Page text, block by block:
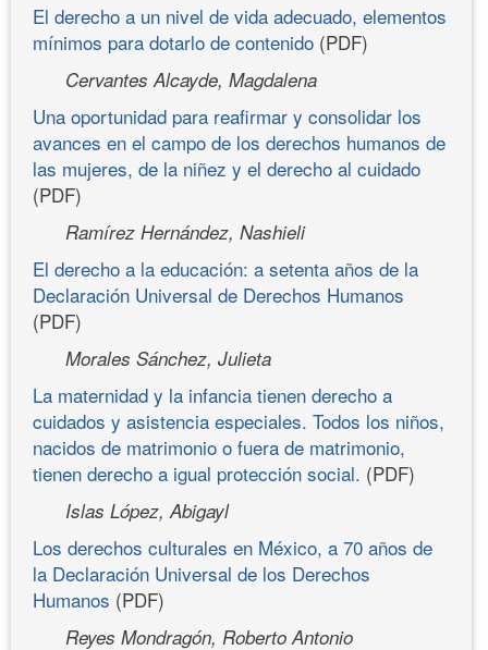
El derecho a un nivel de vida adecuado, elementos
mínimos para dotarlo de contenido (PDF)
Cervantes Alcayde, Magdalena
Una oportunidad para reafirmar y consolidar los
avances en el campo de los derechos humanos de
las mujeres, de la niñez y el derecho al cuidado
(PDF)
Ramírez Hernández, Nashieli
El derecho a la educación: a setenta años de la
Declaración Universal de Derechos Humanos
(PDF)
Morales Sánchez, Julieta
La maternidad y la infancia tienen derecho a
cuidados y asistencia especiales. Todos los niños,
nacidos de matrimonio o fuera de matrimonio,
tienen derecho a igual protección social. (PDF)
Islas López, Abigayl
Los derechos culturales en México, a 70 años de
la Declaración Universal de los Derechos
Humanos (PDF)
Reyes Mondragón, Roberto Antonio